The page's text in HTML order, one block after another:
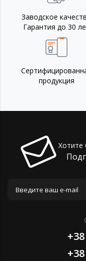
Заводское
Гарантия до 30
продукция
Хотите